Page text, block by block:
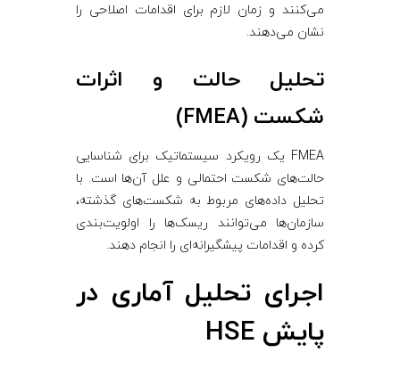
می‌کنند و زمان لازم برای اقدامات اصلاحی را
نشان می‌دهند.
تحلیل حالت و اثرات
شکست (FMEA)
FMEA یک رویکرد سیستماتیک برای شناسایی
حالت‌های شکست احتمالی و علل آن‌ها است. با
تحلیل داده‌های مربوط به شکست‌های گذشته،
سازمان‌ها می‌توانند ریسک‌ها را اولویت‌بندی
کرده و اقدامات پیشگیرانه‌ای را انجام دهند.
اجرای تحلیل آماری در
پایش HSE